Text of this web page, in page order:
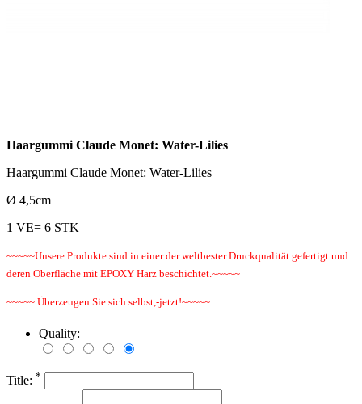
Haargummi Claude Monet: Water-Lilies
Haargummi Claude Monet: Water-Lilies
Ø 4,5cm
1 VE= 6 STK
~~~~~Unsere Produkte sind in einer der weltbester Druckqualität gefertigt und
deren Oberfläche mit EPOXY Harz beschichtet.~~~~~
~~~~~ Überzeugen Sie sich selbst,-jetzt!~~~~~
Quality:
Title: *